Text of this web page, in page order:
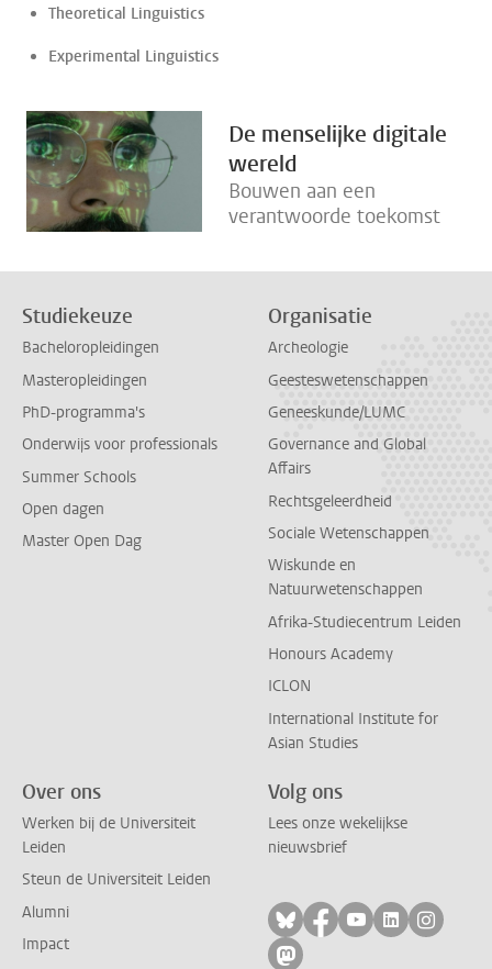
Theoretical Linguistics
Experimental Linguistics
De menselijke digitale
wereld
Bouwen aan een
verantwoorde toekomst
Studiekeuze
Bacheloropleidingen
Masteropleidingen
PhD-programma's
Onderwijs voor professionals
Summer Schools
Open dagen
Master Open Dag
Organisatie
Archeologie
Geesteswetenschappen
Geneeskunde/LUMC
Governance and Global
Affairs
Rechtsgeleerdheid
Sociale Wetenschappen
Wiskunde en
Natuurwetenschappen
Afrika-Studiecentrum Leiden
Honours Academy
ICLON
International Institute for
Asian Studies
Over ons
Werken bij de Universiteit
Leiden
Steun de Universiteit Leiden
Alumni
Impact
Volg ons
Lees onze wekelijkse
nieuwsbrief
Volg ons op bluesky
Volg ons op
Volg ons op
Volg ons
Volg
Volg ons op mastodon